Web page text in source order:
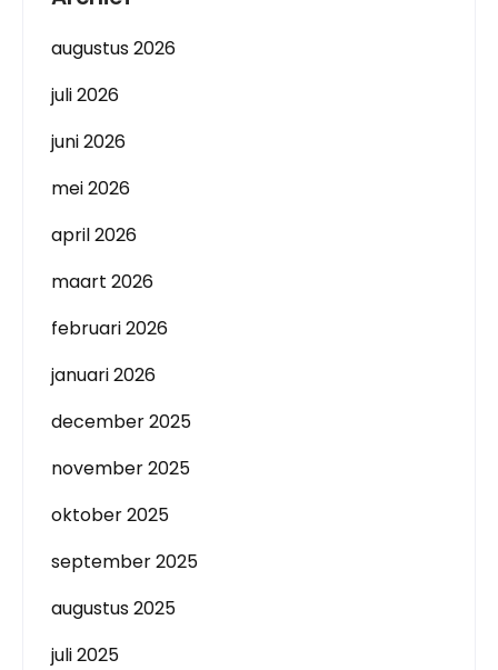
augustus 2026
juli 2026
juni 2026
mei 2026
april 2026
maart 2026
februari 2026
januari 2026
december 2025
november 2025
oktober 2025
september 2025
augustus 2025
juli 2025